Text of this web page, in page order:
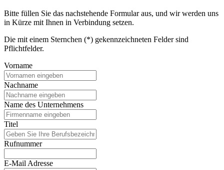
Bitte füllen Sie das nachstehende Formular aus, und wir werden uns
in Kürze mit Ihnen in Verbindung setzen.
Die mit einem Sternchen (*) gekennzeichneten Felder sind
Pflichtfelder.
Vorname
Nachname
Name des Unternehmens
Titel
Rufnummer
E-Mail Adresse